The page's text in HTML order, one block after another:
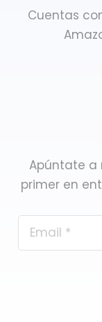
Cuentas
Apúntate a
primer en